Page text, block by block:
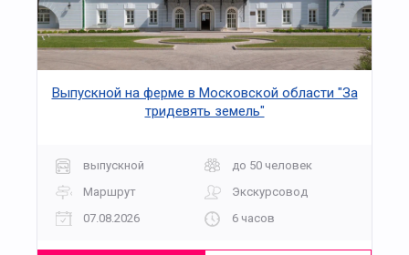
Выпускной на ферме в Московской области "За
тридевять земель"
выпускной
до 50 человек
Маршрут
Экскурсовод
07.08.2026
6 часов